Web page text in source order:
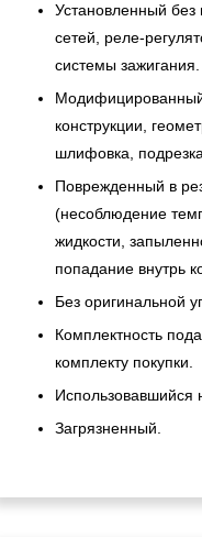
Установленный без
сетей, реле-
системы зажигания.
конструкции,
шлифовка,
Поврежденный в
(несоблюдение
жидкости,
попадание внутрь
Без оригинальной
Комплектность
комплекту покупки.
Использовавшийся
Загрязненный.